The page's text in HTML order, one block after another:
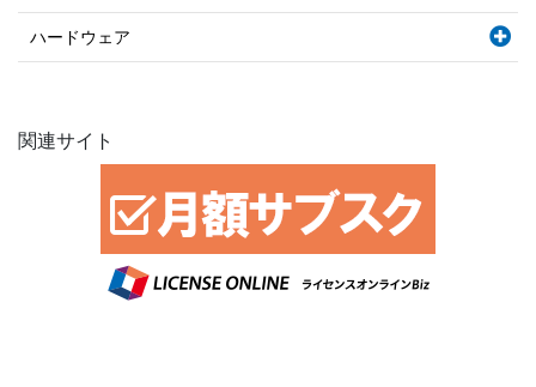
ハードウェア
関連サイト